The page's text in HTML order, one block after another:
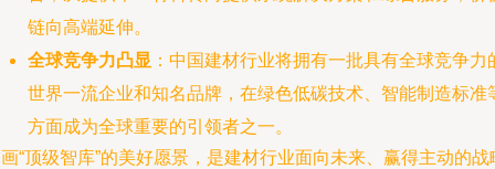
链向高端延伸。
全球竞争力凸显 ：中国建材行业将拥有一批具有全球竞争力
世界一流企业和知名品牌，在绿色低碳技术、智能制造标准
方面成为全球重要的引领者之一。
“顶级智库”的美好愿景，是建材行业面向未来、赢得主动的战